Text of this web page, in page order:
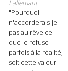
Lallemant
"Pourquoi
n'accorderais-je
pas au rêve ce
que je refuse
parfois à la réalité,
soit cette valeur